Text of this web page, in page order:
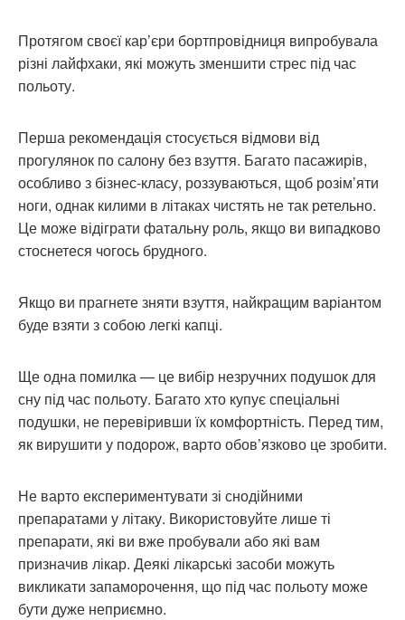
Протягом своєї кар’єри бортпровідниця випробувала
різні лайфхаки, які можуть зменшити стрес під час
польоту.
Перша рекомендація стосується відмови від
прогулянок по салону без взуття. Багато пасажирів,
особливо з бізнес-класу, роззуваються, щоб розім’яти
ноги, однак килими в літаках чистять не так ретельно.
Це може відіграти фатальну роль, якщо ви випадково
стоснетеся чогось брудного.
Якщо ви прагнете зняти взуття, найкращим варіантом
буде взяти з собою легкі капці.
Ще одна помилка — це вибір незручних подушок для
сну під час польоту. Багато хто купує спеціальні
подушки, не перевіривши їх комфортність. Перед тим,
як вирушити у подорож, варто обов’язково це зробити.
Не варто експериментувати зі снодійними
препаратами у літаку. Використовуйте лише ті
препарати, які ви вже пробували або які вам
призначив лікар. Деякі лікарські засоби можуть
викликати запаморочення, що під час польоту може
бути дуже неприємно.